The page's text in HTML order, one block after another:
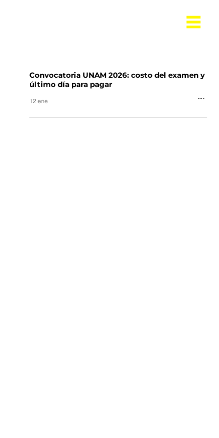
Convocatoria UNAM 2026: costo del examen y
último día para pagar
12 ene